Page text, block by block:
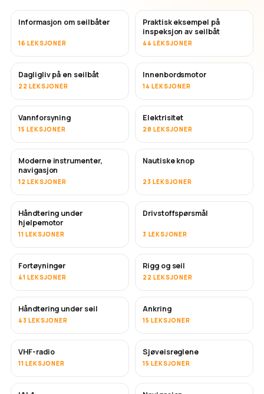
Informasjon om seilbåter
16 LEKSJONER
Praktisk eksempel på
inspeksjon av seilbåt
44 LEKSJONER
Dagligliv på en seilbåt
22 LEKSJONER
Innenbordsmotor
14 LEKSJONER
Vannforsyning
15 LEKSJONER
Elektrisitet
28 LEKSJONER
Moderne instrumenter,
navigasjon
12 LEKSJONER
Nautiske knop
23 LEKSJONER
Håndtering under
hjelpemotor
11 LEKSJONER
Drivstoffspørsmål
3 LEKSJONER
Fortøyninger
41 LEKSJONER
Rigg og seil
22 LEKSJONER
Håndtering under seil
43 LEKSJONER
Ankring
15 LEKSJONER
VHF-radio
11 LEKSJONER
Sjøveisreglene
15 LEKSJONER